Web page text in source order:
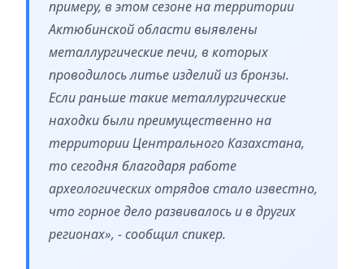
примеру, в этом сезоне на территории
Актюбинской области выявлены
металлургические печи, в которых
проводилось литье изделий из бронзы.
Если раньше такие металлургические
находки были преимущественно на
территории Центрального Казахстана,
то сегодня благодаря работе
археологических отрядов стало известно,
что горное дело развивалось и в других
регионах», - сообщил спикер.